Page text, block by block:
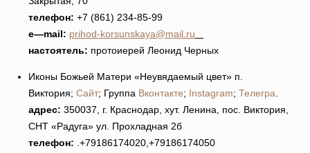
телефон: +7 (861) 234-85-99
e—mail: prihod-korsunskaya@mail.ru
настоятель: протоиерей Леонид Черных
Иконы Божьей Матери «Неувядаемый цвет» п.
Виктория; Сайт; Группа Вконтакте; Instagram; Телегра
адрес: 350037, г. Краснодар, хут. Ленина, пос. Виктория,
СНТ «Радуга» ул. Прохладная 2б
телефон: .+79186174020,+79186174050